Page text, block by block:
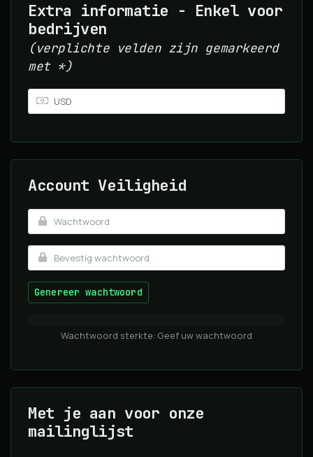
Extra informatie - Enkel voor
bedrijven
(verplichte velden zijn gemarkeerd
met *)
Account Veiligheid
Genereer wachtwoord
Wachtwoord sterkte: Geef uw wachtwoord
Met je aan voor onze
mailinglijst